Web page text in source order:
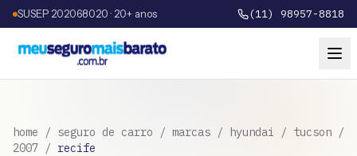
SUSEP 202068020 · 20+ anos (11) 98957-8818
home / seguro de carro / marcas / hyundai / tucson /
2007 / recife